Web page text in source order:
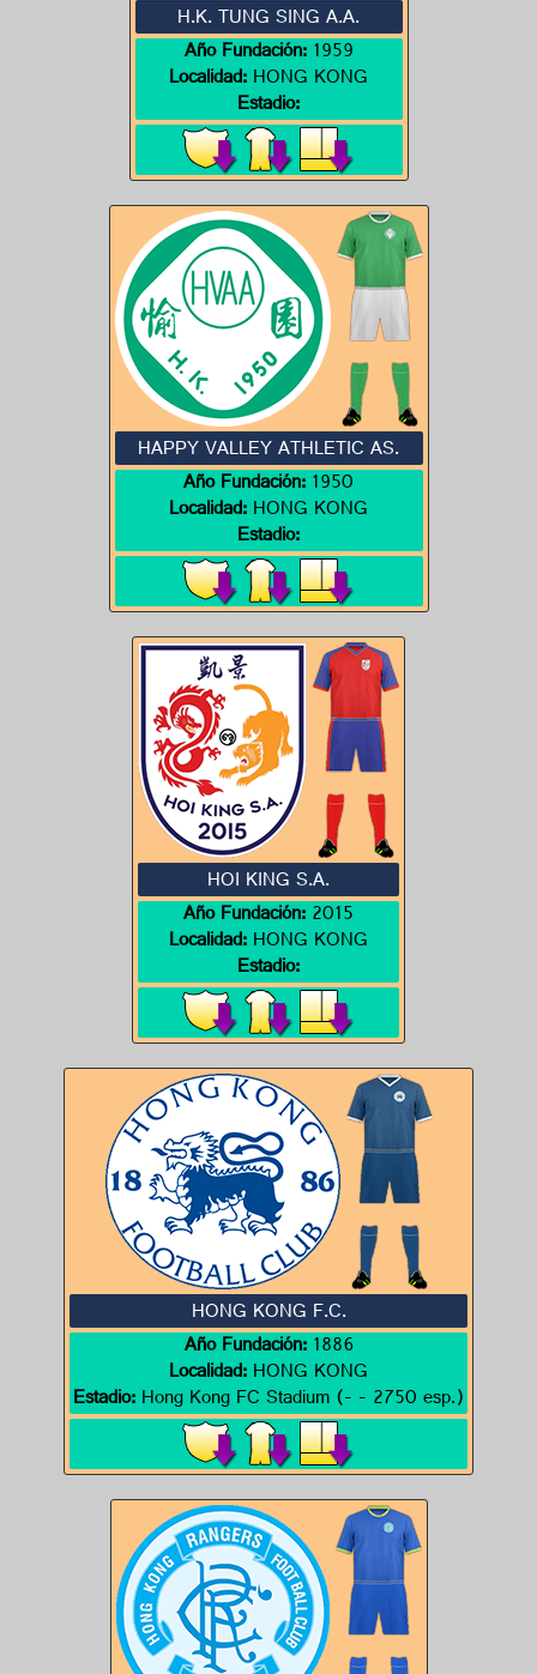
H.K. TUNG SING A.A.
Año Fundación:1959
Localidad:HONG KONG
Estadio:
HAPPY VALLEY ATHLETIC AS.
Año Fundación:1950
Localidad:HONG KONG
Estadio:
HOI KING S.A.
Año Fundación:2015
Localidad:HONG KONG
Estadio:
HONG KONG F.C.
Año Fundación:1886
Localidad:HONG KONG
Estadio:Hong Kong FC Stadium (- - 2750 esp.)